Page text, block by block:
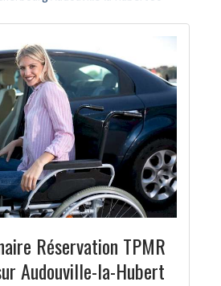
Réservation TPMR
Audouville-la-Hubert